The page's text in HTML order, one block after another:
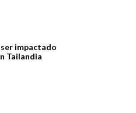
impactado
Tailandia